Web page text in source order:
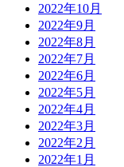
2022年10月
2022年9月
2022年8月
2022年7月
2022年6月
2022年5月
2022年4月
2022年3月
2022年2月
2022年1月